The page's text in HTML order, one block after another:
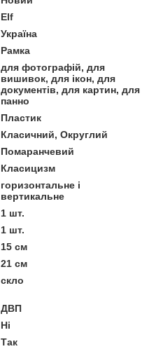
Elf
Україна
Рамка
для фотографій, для
вишивок, для ікон, для
документів, для картин, для
панно
Пластик
Класичний, Округлий
Помаранчевий
Класицизм
горизонтальне і
вертикальне
1 шт.
1 шт.
15 см
21 см
скло
ДВП
Ні
Так